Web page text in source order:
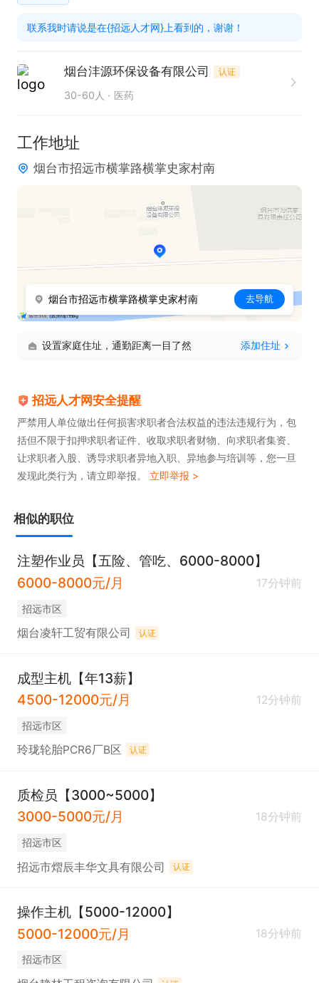
联系我时请说是在{招远人才网}上看到的，谢谢！
烟台沣源环保设备有限公司 认证
30-60人 医药
工作地址
烟台市招远市横掌路横掌史家村南
烟台市招远市横掌路横掌史家村南 去导航
设置家庭住址，通勤距离一目了然 添加住址
招远人才网安全提醒
严禁用人单位做出任何损害求职者合法权益的违法违规行为，包
括但不限于扣押求职者证件、收取求职者财物、向求职者集资、
让求职者入股、诱导求职者异地入职、异地参与培训等，您一旦
发现此类行为，请立即举报。 立即举报 >
相似的职位
注塑作业员【五险、管吃、6000-8000】
6000-8000元/月
17分钟前
招远市区
烟台凌轩工贸有限公司 认证
成型主机【年13薪】
4500-12000元/月
12分钟前
招远市区
玲珑轮胎PCR6厂B区 认证
质检员【3000~5000】
3000-5000元/月
18分钟前
招远市区
招远市熠辰丰华文具有限公司 认证
操作主机【5000-12000】
5000-12000元/月
18分钟前
招远市区